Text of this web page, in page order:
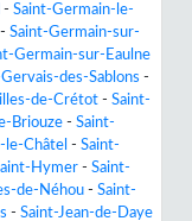
- Saint-Germain-le-
- Saint-Germain-sur-
Germain-sur-Eaulne
des-Sablons -
de-Crétot - Saint-
Briouze - Saint-
le-Châtel - Saint-
Hymer - Saint-
de-Néhou - Saint-
- Saint-Jean-de-Daye